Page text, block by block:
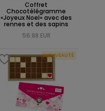
Coffret
Chocotélégramme
«Joyeux Noel» avec des
rennes et des sapins
56.88 EUR
NOUVEAUTÉ